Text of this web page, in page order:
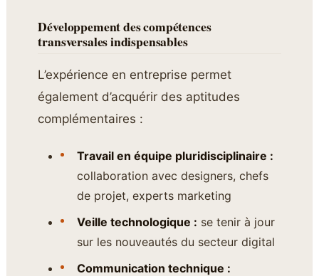
Développement des compétences
transversales indispensables
L’expérience en entreprise permet
également d’acquérir des aptitudes
complémentaires :
Travail en équipe pluridisciplinaire :
collaboration avec designers, chefs
de projet, experts marketing
Veille technologique : se tenir à jour
sur les nouveautés du secteur digital
Communication technique :